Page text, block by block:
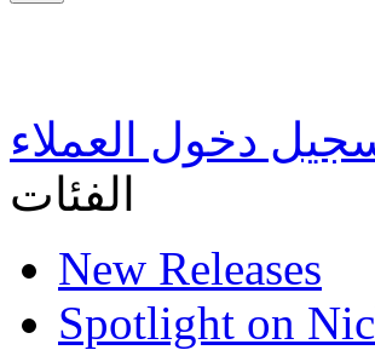
دخول العملاء
الفئات
New Releases
Spotlight on